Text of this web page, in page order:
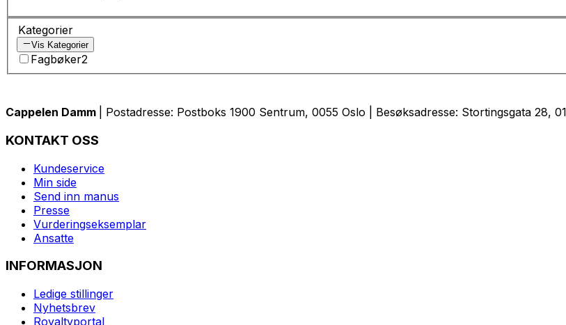
Kategorier
Vis Kategorier
Fagbøker2
Cappelen Damm | Postadresse: Postboks 1900 Sentrum, 0055 Oslo | Besøksadresse: Stortingsgata 28,
KONTAKT OSS
Kundeservice
Min side
Send inn manus
Presse
Vurderingseksemplar
Ansatte
INFORMASJON
Ledige stillinger
Nyhetsbrev
Royaltyportal